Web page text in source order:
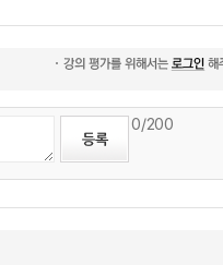
0/200